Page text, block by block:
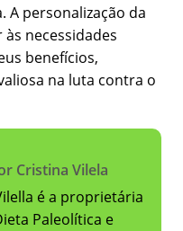
A personalização da
necessidades
benefícios,
na luta contra o
Cristina Vilela
é a proprietária
Paleolítica e